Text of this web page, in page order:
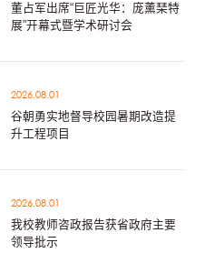
董占军出席“巨匠光华：庞薰琹特
展”开幕式暨学术研讨会
2026.08.01
谷朝勇实地督导校园暑期改造提
升工程项目
2026.08.01
我校教师咨政报告获省政府主要
领导批示